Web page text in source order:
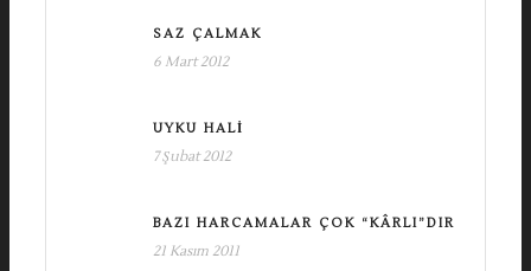
SAZ ÇALMAK
6 Mart 2012
UYKU HALI
7 Şubat 2012
BAZI HARCAMALAR ÇOK “KÂRLI”DIR
21 Kasım 2011